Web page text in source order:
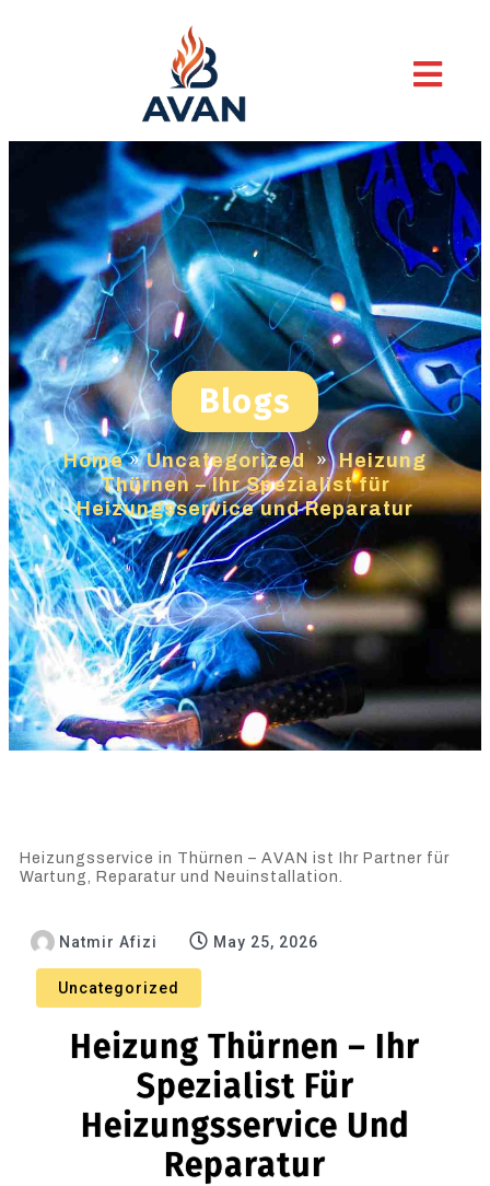
Blogs
Home»Uncategorized » Heizung
Thürnen – Ihr Spezialist für
Heizungsservice und Reparatur
Heizungsservice in Thürnen – AVAN ist Ihr Partner für
Wartung, Reparatur und Neuinstallation.
Natmir Afizi May 25, 2026
Uncategorized
Heizung Thürnen – Ihr
Spezialist Für
Heizungsservice Und
Reparatur